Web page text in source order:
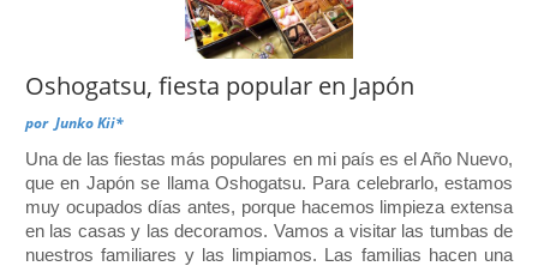
Oshogatsu, fiesta popular en Japón
por Junko Kii*
Una de las fiestas más populares en mi país es el Año Nuevo,
que en Japón se llama Oshogatsu. Para celebrarlo, estamos
muy ocupados días antes, porque hacemos limpieza extensa
en las casas y las decoramos. Vamos a visitar las tumbas de
nuestros familiares y las limpiamos. Las familias hacen una